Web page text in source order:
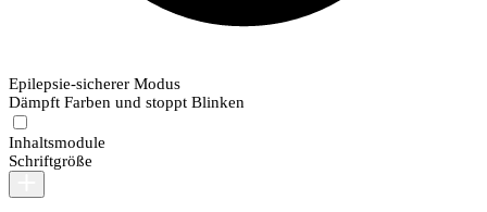
Epilepsie-sicherer Modus
Dämpft Farben und stoppt Blinken
Inhaltsmodule
Schriftgröße